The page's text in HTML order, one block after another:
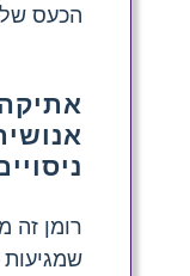
הכעס
רומן זה
שמגיעות